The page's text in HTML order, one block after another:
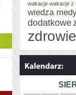
wakacje wakacje z
wiedza
dodatkowe
zdrowie